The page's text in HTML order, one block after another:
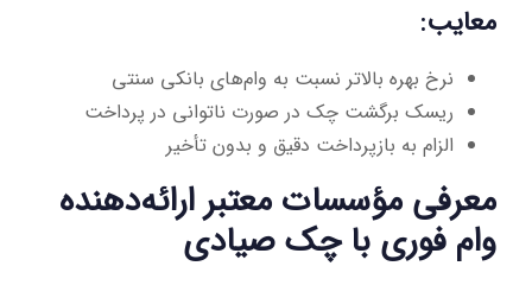
معایب:
نرخ بهره بالاتر نسبت به وام‌های بانکی سنتی
ریسک برگشت چک در صورت ناتوانی در پرداخت
الزام به بازپرداخت دقیق و بدون تأخیر
معرفی مؤسسات معتبر ارائه‌دهنده
وام فوری با چک صیادی